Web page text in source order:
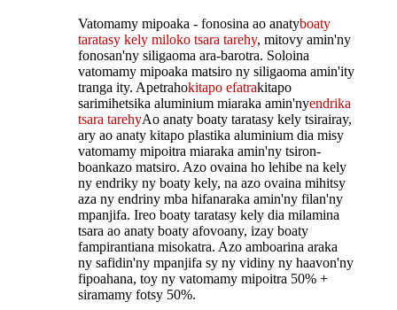
Vatomamy mipoaka - fonosina ao anatyboaty
taratasy kely miloko tsara tarehy, mitovy amin'ny
fonosan'ny siligaoma ara-barotra. Soloina
vatomamy mipoaka matsiro ny siligaoma amin'ity
tranga ity. Apetrahokitapo efatrakitapo
sarimihetsika aluminium miaraka amin'nyendrika
tsara tarehyAo anaty boaty taratasy kely tsirairay,
ary ao anaty kitapo plastika aluminium dia misy
vatomamy mipoitra miaraka amin'ny tsiron-
boankazo matsiro. Azo ovaina ho lehibe na kely
ny endriky ny boaty kely, na azo ovaina mihitsy
aza ny endriny mba hifanaraka amin'ny filan'ny
mpanjifa. Ireo boaty taratasy kely dia milamina
tsara ao anaty boaty afovoany, izay boaty
fampirantiana misokatra. Azo amboarina araka
ny safidin'ny mpanjifa sy ny vidiny ny haavon'ny
fipoahana, toy ny vatomamy mipoitra 50% +
siramamy fotsy 50%.